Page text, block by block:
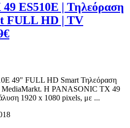
ES510E | Τηλεόραση
FULL HD | TV
49" FULL HD Smart Τηλεόραση
MediaMarkt. H PANASONIC TX 49
1920 x 1080 pixels, με ...